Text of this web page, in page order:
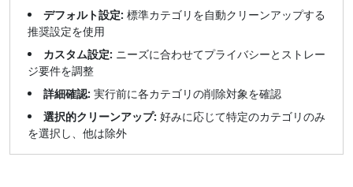
デフォルト設定: 標準カテゴリを自動クリーンアップする
推奨設定を使用
カスタム設定: ニーズに合わせてプライバシーとストレー
ジ要件を調整
詳細確認: 実行前に各カテゴリの削除対象を確認
選択的クリーンアップ: 好みに応じて特定のカテゴリのみ
を選択し、他は除外